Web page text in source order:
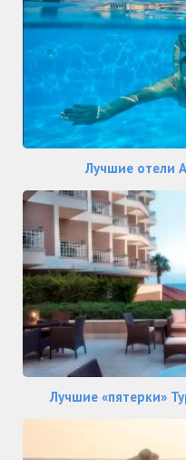
Лучшие отели
Лучшие «пятерки»